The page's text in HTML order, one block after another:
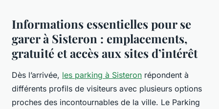
Informations essentielles pour se
garer à Sisteron : emplacements,
gratuité et accès aux sites d’intérêt
Dès l’arrivée, les parking à Sisteron répondent à
différents profils de visiteurs avec plusieurs options
proches des incontournables de la ville. Le Parking